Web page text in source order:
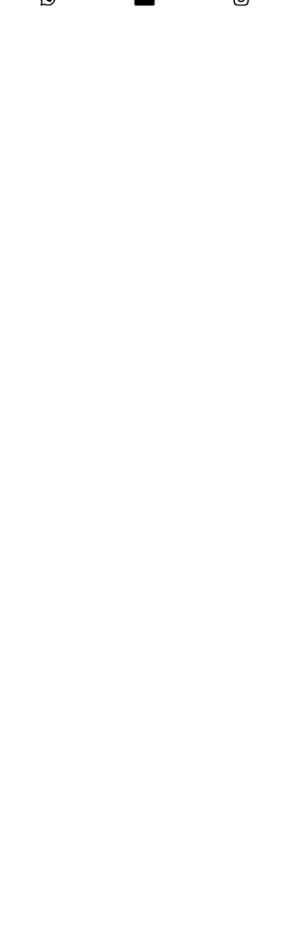
único, estarás en camino de